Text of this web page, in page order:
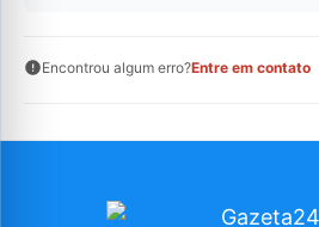
Encontrou algum erro?Entre em contato